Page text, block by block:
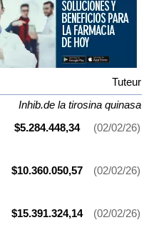
Tuteur
Inhib.de la tirosina quinasa
$5.284.448,34
(02/02/26)
$10.360.050,57
(02/02/26)
$15.391.324,14
(02/02/26)